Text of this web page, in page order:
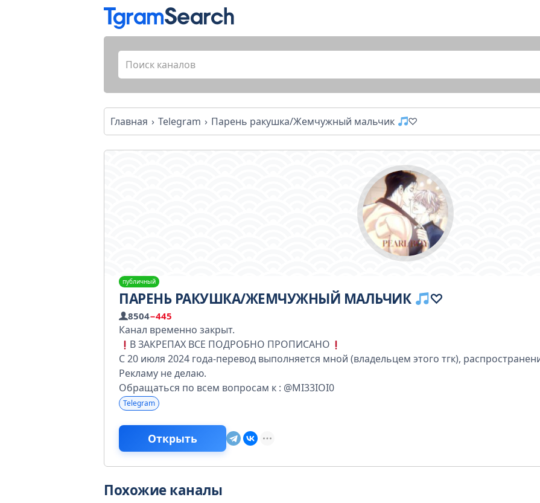
Главная Telegram Парень ракушка/Жемчужный мальчик ♡
публичный
ПАРЕНЬ РАКУШКА/ЖЕМЧУЖНЫЙ МАЛЬЧИК ♡
8504−445
Канал временно закрыт.
В ЗАКРЕПАХ ВСЕ ПОДРОБНО ПРОПИСАНО
С 20 июля 2024 года-перевод выполняется мной (владельцем этого тгк),
Рекламу не делаю.
Обращаться по всем вопросам к : @MI33IOI0
Telegram
Открыть
Похожие каналы